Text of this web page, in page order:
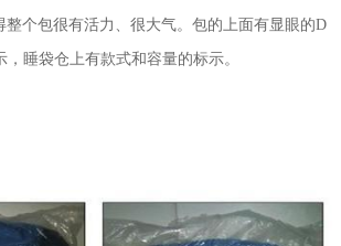
整个包很有活力、很大气。包的上面有显眼的D
，睡袋仓上有款式和容量的标示。